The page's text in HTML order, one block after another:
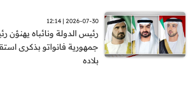
2026-07-30 | 12:14
رئيس الدولة ونائباه يهنؤن
جمهورية فانواتو بذكرى
بلاده